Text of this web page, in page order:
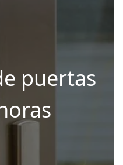
puertas